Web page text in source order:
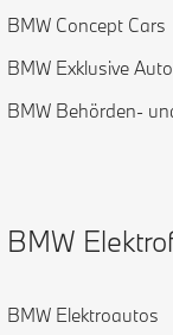
BMW Concept Cars
BMW Exklusive
BMW Behörden-
BMW
BMW Elektroautos